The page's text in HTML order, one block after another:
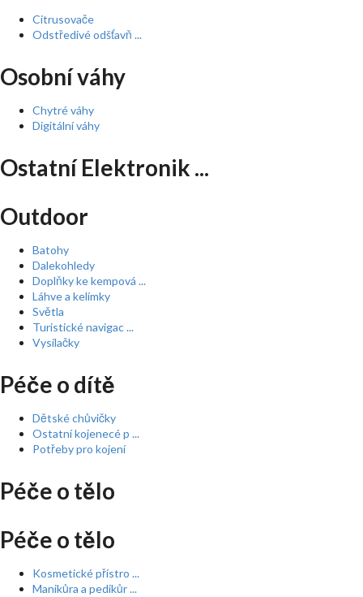
Citrusovače
Odstředivé odšťavň ...
Osobní váhy
Chytré váhy
Digitální váhy
Ostatní Elektronik ...
Outdoor
Batohy
Dalekohledy
Doplňky ke kempová ...
Láhve a kelímky
Světla
Turistické navigac ...
Vysílačky
Péče o dítě
Dětské chůvičky
Ostatní kojenecé p ...
Potřeby pro kojení
Péče o tělo
Péče o tělo
Kosmetické přístro ...
Manikůra a pedikůr ...